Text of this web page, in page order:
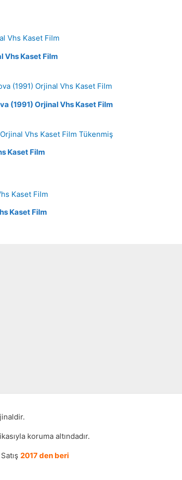
Vhs Kaset Film
(1991) Orjinal Vhs Kaset Film
Tükenmiş
Kaset Film
Kaset Film
koruma altındadır.
2017 den beri